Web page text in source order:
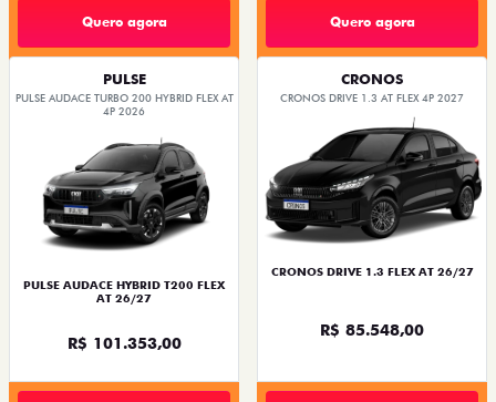
Quero agora Quero agora
PULSE
PULSE AUDACE TURBO 200 HYBRID FLEX AT
4P 2026
PULSE AUDACE HYBRID T200 FLEX
AT 26/27
R$ 101.353,00
CRONOS
CRONOS DRIVE 1.3 AT FLEX 4P 2027
CRONOS DRIVE 1.3 FLEX AT 26/27
R$ 85.548,00